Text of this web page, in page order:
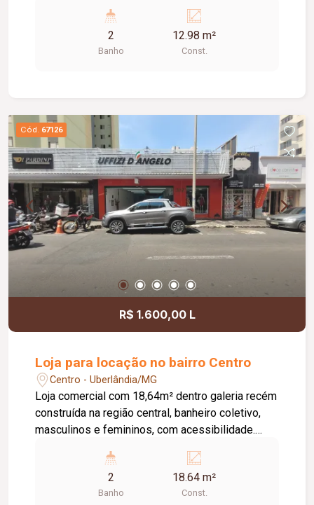
espaçosas, corredores largos, praça de
alimentação, WI-FI, zelador e sistema de
monitoramento.
2
Banho
12.98 m²
Const.
Cód. 67126
R$ 1.600,00 L
Loja para locação no bairro Centro
Centro - Uberlândia/MG
Loja comercial com 18,64m² dentro galeria recém
construída na região central, banheiro coletivo,
masculinos e femininos, com acessibilidade.
espaçosas, corredores largos, praça de
alimentação, WI-FI, zelador e sistema de
monitoramento.
2
Banho
18.64 m²
Const.